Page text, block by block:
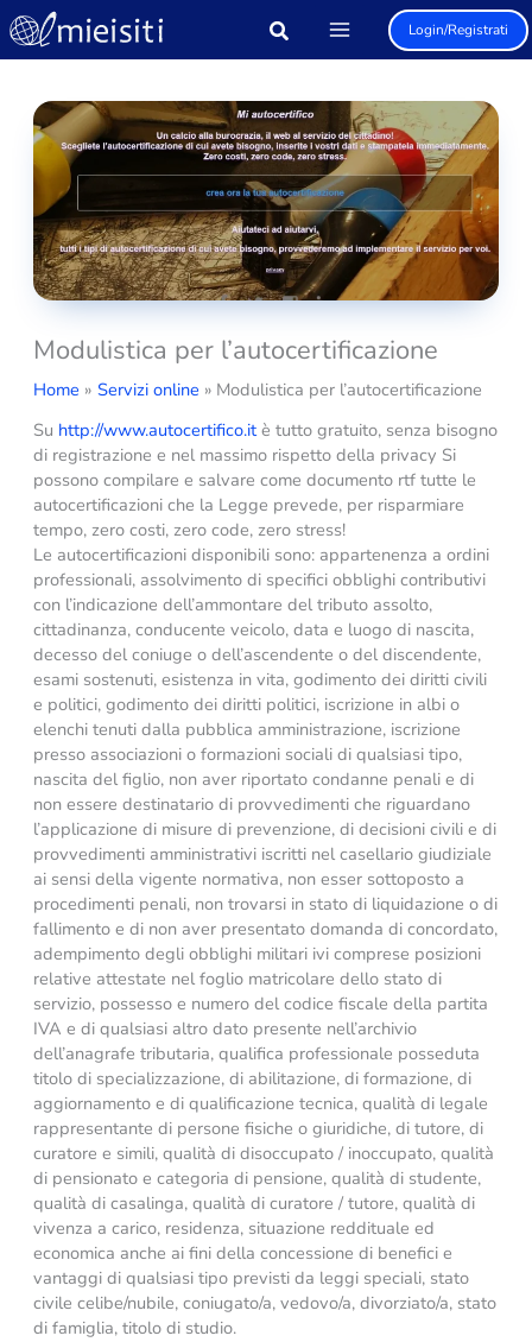
Vai
al
contenuto
Login/Registrati
Modulistica per l’autocertificazione
Home Servizi online
Modulistica per l’autocertificazione
Su http://www.autocertifico.itè tutto gratuito, senza bisogno
di registrazione e nel massimo rispetto della privacy Si
possono compilare e salvare come documento rtf tutte le
autocertificazioni che la Legge prevede, per risparmiare
tempo, zero costi, zero code, zero stress!
Le autocertificazioni disponibili sono: appartenenza a ordini
professionali, assolvimento di specifici obblighi contributivi
con l’indicazione dell’ammontare del tributo assolto,
cittadinanza, conducente veicolo, data e luogo di nascita,
decesso del coniuge o dell’ascendente o del discendente,
esami sostenuti, esistenza in vita, godimento dei diritti civili
e politici, godimento dei diritti politici, iscrizione in albi o
elenchi tenuti dalla pubblica amministrazione, iscrizione
presso associazioni o formazioni sociali di qualsiasi tipo,
nascita del figlio, non aver riportato condanne penali e di
non essere destinatario di provvedimenti che riguardano
l’applicazione di misure di prevenzione, di decisioni civili e di
provvedimenti amministrativi iscritti nel casellario giudiziale
ai sensi della vigente normativa, non esser sottoposto a
procedimenti penali, non trovarsi in stato di liquidazione o di
fallimento e di non aver presentato domanda di concordato,
adempimento degli obblighi militari ivi comprese posizioni
relative attestate nel foglio matricolare dello stato di
servizio, possesso e numero del codice fiscale della partita
IVA e di qualsiasi altro dato presente nell’archivio
dell’anagrafe tributaria, qualifica professionale posseduta
titolo di specializzazione, di abilitazione, di formazione, di
aggiornamento e di qualificazione tecnica, qualità di legale
rappresentante di persone fisiche o giuridiche, di tutore, di
curatore e simili, qualità di disoccupato / inoccupato, qualità
di pensionato e categoria di pensione, qualità di studente,
qualità di casalinga, qualità di curatore / tutore, qualità di
vivenza a carico, residenza, situazione reddituale ed
economica anche ai fini della concessione di benefici e
vantaggi di qualsiasi tipo previsti da leggi speciali, stato
civile celibe/nubile, coniugato/a, vedovo/a, divorziato/a, stato
di famiglia, titolo di studio.